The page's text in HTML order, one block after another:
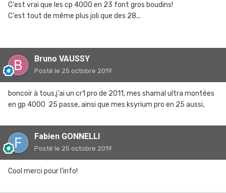
C'est vrai que les cp 4000 en 23 font gros boudins!
C'est tout de même plus joli que des 28...
Bruno VAUSSY
Posté le 25 octobre 2019
boncoir à tous,j'ai un cr1 pro de 2011, mes shamal ultra montées
en gp 4000 25 passe, ainsi que mes ksyrium pro en 25 aussi,
Fabien GONNELLI
Posté le 25 octobre 2019
Cool merci pour l'info!